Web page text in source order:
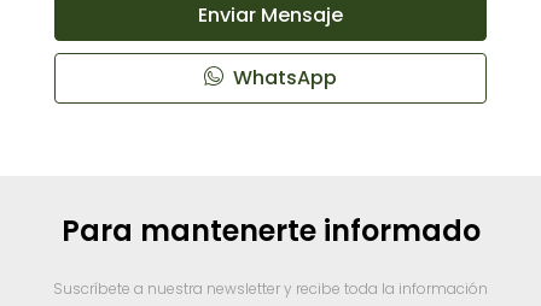
Enviar Mensaje
WhatsApp
Para mantenerte informado
Suscríbete a nuestra newsletter y recibe toda la información